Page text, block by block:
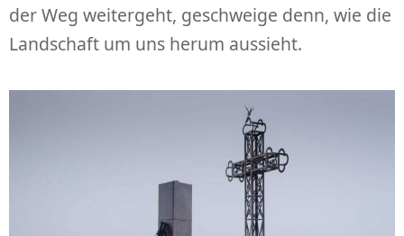
der Weg weitergeht, geschweige denn, wie die
Landschaft um uns herum aussieht.